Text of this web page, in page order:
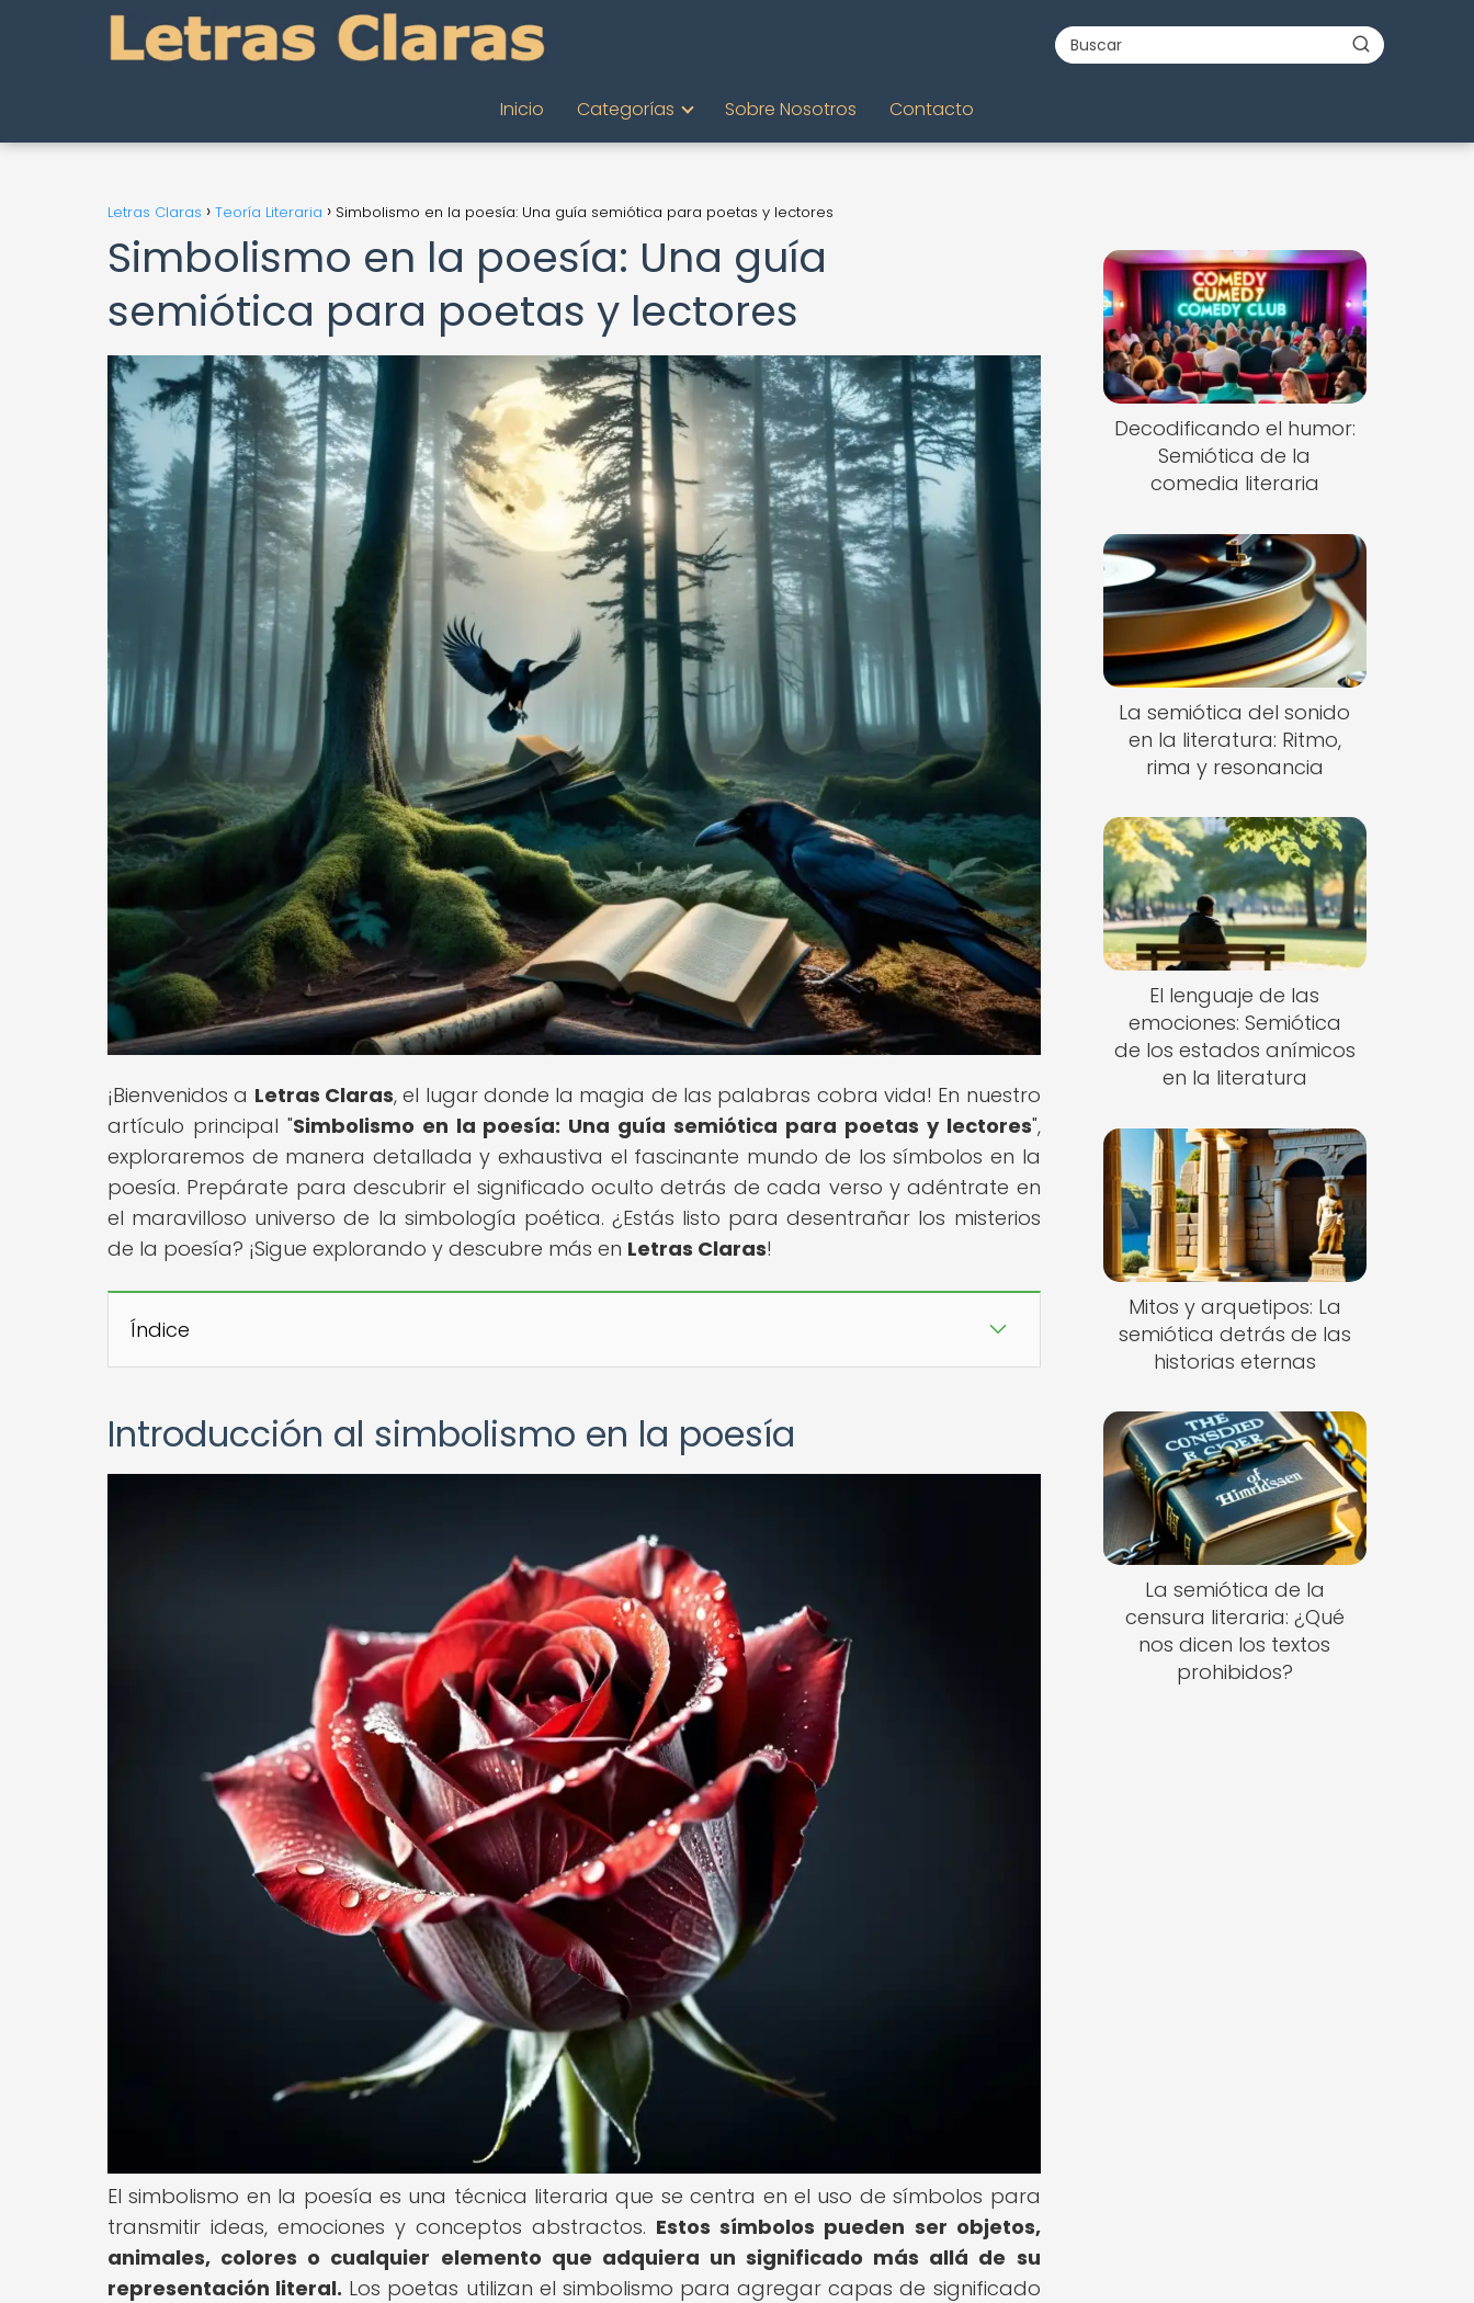
Inicio Categorías Sobre Nosotros Contacto
Letras Claras Teoría Literaria Simbolismo en la poesía: Una guía semiótica para poetas y lectores
Simbolismo en la poesía: Una guía
semiótica para poetas y lectores
¡Bienvenidos a Letras Claras, el lugar donde la magia de las palabras cobra vida! En nuestro
artículo principal "Simbolismo en la poesía: Una guía semiótica para poetas y lectores",
exploraremos de manera detallada y exhaustiva el fascinante mundo de los símbolos en la
poesía. Prepárate para descubrir el significado oculto detrás de cada verso y adéntrate en
el maravilloso universo de la simbología poética. ¿Estás listo para desentrañar los misterios
de la poesía? ¡Sigue explorando y descubre más en Letras Claras!
Índice
Introducción al simbolismo en la poesía
El simbolismo en la poesía es una técnica literaria que se centra en el uso de símbolos para
transmitir ideas, emociones y conceptos abstractos. Estos símbolos pueden ser objetos,
animales, colores o cualquier elemento que adquiera un significado más allá de su
representación literal. Los poetas utilizan el simbolismo para agregar capas de significado
Decodificando el humor:
Semiótica de la
comedia literaria
La semiótica del sonido
en la literatura: Ritmo,
rima y resonancia
El lenguaje de las
emociones: Semiótica
de los estados anímicos
en la literatura
Mitos y arquetipos: La
semiótica detrás de las
historias eternas
La semiótica de la
censura literaria: ¿Qué
nos dicen los textos
prohibidos?